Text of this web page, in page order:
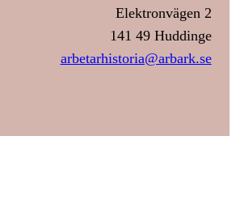
Elektronvägen 2
141 49 Huddinge
arbetarhistoria@arbark.se